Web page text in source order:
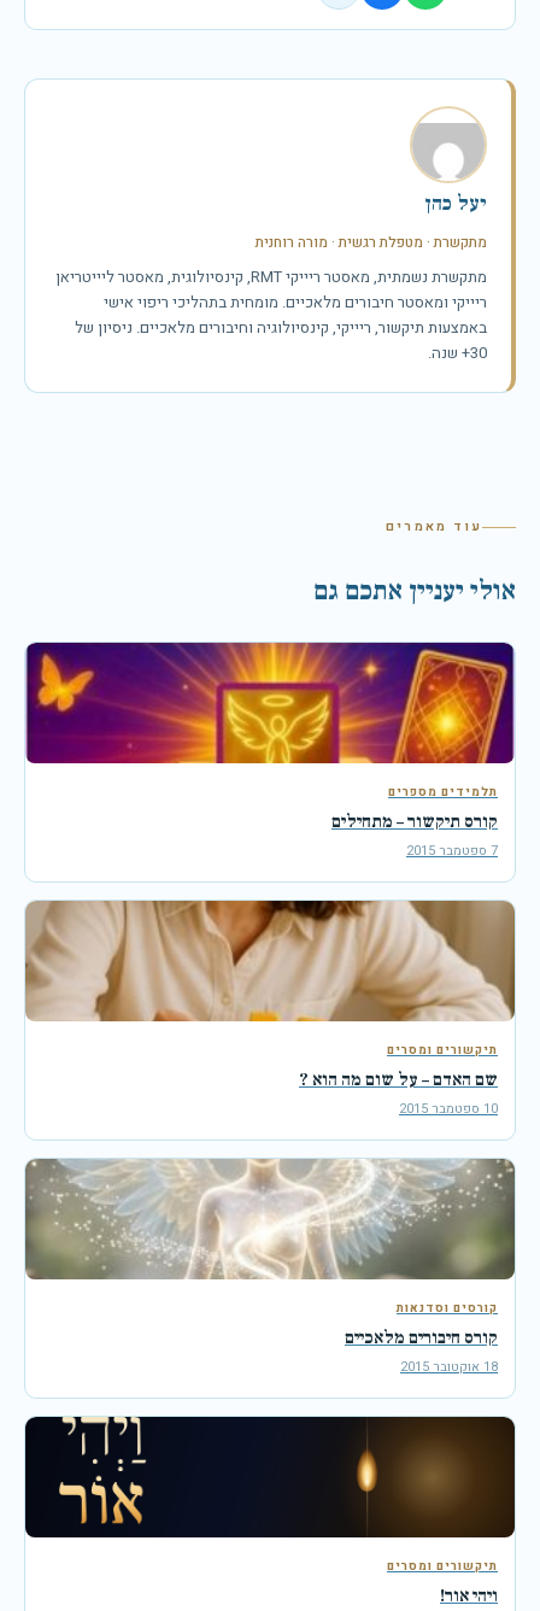
יעל כהן
מתקשרת · מטפלת רגשית · מורה רוחנית
מתקשרת נשמתית, מאסטר ריייקי RMT, קינסיולוגית, מאסטר ליייטריאן
ריייקי ומאסטר חיבורים מלאכיים. מומחית בתהליכי ריפוי אישי
באמצעות תיקשור, ריייקי, קינסיולוגיה וחיבורים מלאכיים. ניסיון של
30+ שנה.
עוד מאמרים
אולי יעניין אתכם גם
תלמידים מספרים
קורס תיקשור – מתחילים
7 ספטמבר 2015
תיקשורים ומסרים
שם האדם – על שום מה הוא ?
10 ספטמבר 2015
קורסים וסדנאות
קורס חיבורים מלאכיים
18 אוקטובר 2015
תיקשורים ומסרים
ויהי אור!